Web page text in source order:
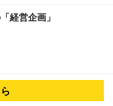
経営企画」